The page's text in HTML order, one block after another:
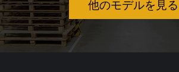
他のモデルを見る